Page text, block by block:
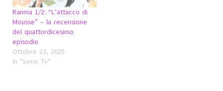
Ranma 1/2: “L’attacco di
Mousse” – la recensione
del quattordicesimo
episodio
Ottobre 23, 2025
In "Serie Tv"